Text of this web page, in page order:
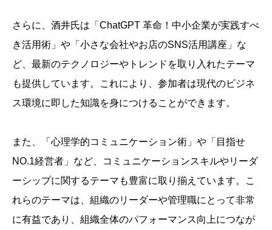
さらに、酒井氏は「ChatGPT 革命！中小企業が実践すべ
き活用術」や「小さな会社やお店のSNS活用講座」な
ど、最新のテクノロジーやトレンドを取り入れたテーマ
も提供しています。これにより、参加者は現代のビジネ
ス環境に即した知識を身につけることができます。
また、「心理学的コミュニケーション術」や「目指せ
NO.1経営者」など、コミュニケーションスキルやリーダ
ーシップに関するテーマも豊富に取り揃えています。こ
れらのテーマは、組織のリーダーや管理職にとって非常
に有益であり、組織全体のパフォーマンス向上につなが